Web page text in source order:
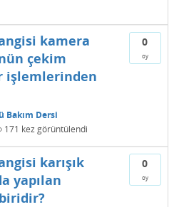
0
oy
kamera
çekim
işlemlerinden
Bakım Dersi
171 kez görüntülendi
0
oy
karışık
yapılan